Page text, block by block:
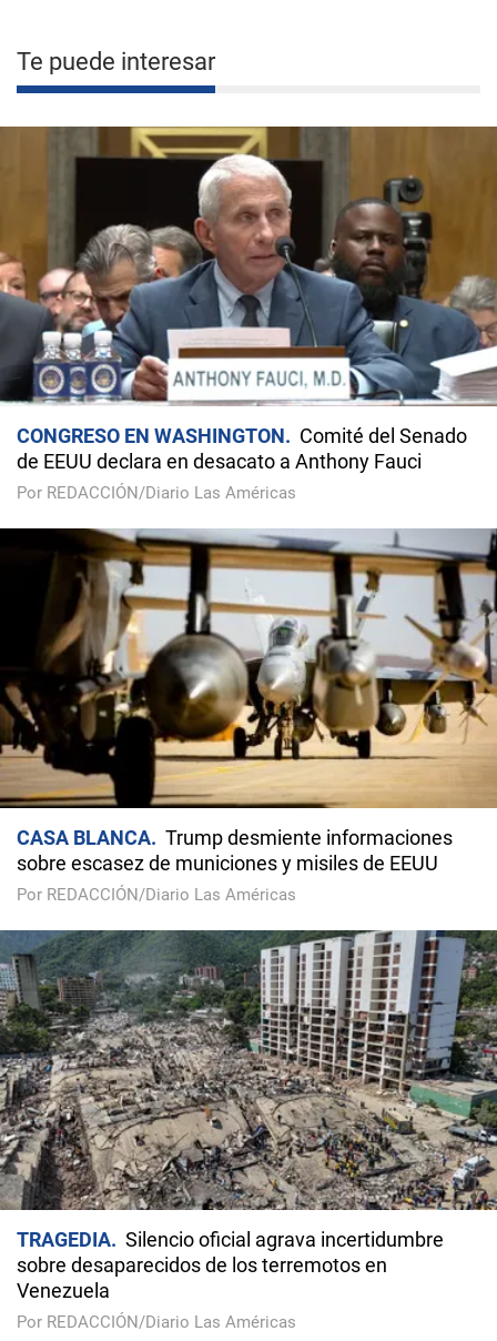
Te puede interesar
CONGRESO EN WASHINGTON
Comité del Senado
de EEUU declara en desacato a Anthony Fauci
Por REDACCIÓN/Diario Las Américas
CASA BLANCA
Trump desmiente informaciones
sobre escasez de municiones y misiles de EEUU
Por REDACCIÓN/Diario Las Américas
TRAGEDIA
Silencio oficial agrava incertidumbre
sobre desaparecidos de los terremotos en
Venezuela
Por REDACCIÓN/Diario Las Américas